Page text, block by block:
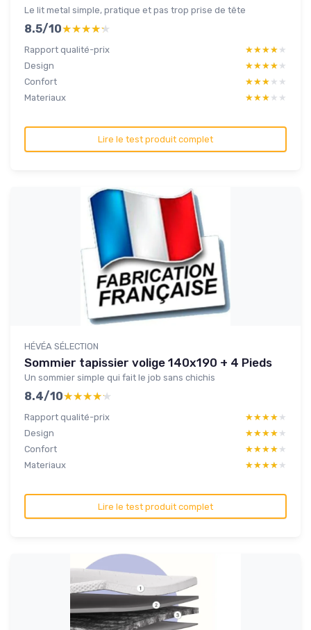
Le lit metal simple, pratique et pas trop prise de tête
8.5/10★★★★★
★★★★★
Rapport qualité-prix ★★★★★
★★★★★
Design
★★★★★
★★★★★
Confort
★★★★★
★★★★★
Materiaux
★★★★★
★★★★★
Lire le test produit complet
HÉVÉA SÉLECTION
Sommier tapissier volige 140x190 + 4 Pieds
Un sommier simple qui fait le job sans chichis
8.4/10★★★★★
★★★★★
Rapport qualité-prix ★★★★★
★★★★★
Design
★★★★★
★★★★★
Confort
★★★★★
★★★★★
Materiaux
★★★★★
★★★★★
Lire le test produit complet